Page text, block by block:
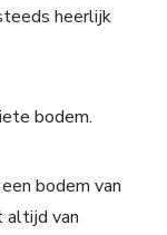
heerlijk
bodem.
bodem van
altijd van